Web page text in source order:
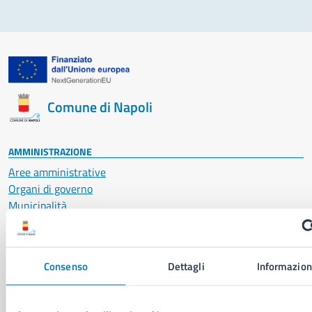
Consenso Dettagli
Comune di Napoli
AMMINISTRAZIONE
Aree amministrative
Organi di governo
Municipalità
Uffici
Enti e fondazioni
Personale amministrativo
Documenti e dati